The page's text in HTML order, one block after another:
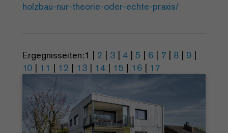
holzbau-nur-theorie-oder-echte-praxis/
Ergegnisseiten:1 | 2 | 3 | 4 | 5 | 6 | 7 | 8 | 9 |
10 | 11 | 12 | 13 | 14 | 15 | 16 | 17